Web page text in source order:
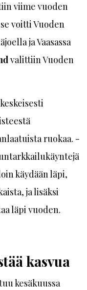
viime vuoden
voitti Vuoden
ja Vaasassa
valittiin Vuoden
ruokaa.
käydään läpi,
ja lisäksi
läpi vuoden.
kasvua
kesäkuussa